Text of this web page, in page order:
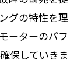
グの特性を理
ーターのパフ
保していきま